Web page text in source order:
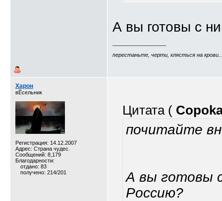
А вы готовы с
перестаньте, черти, клясться на
Харон
вЁсельник
Регистрация: 14.12.2007
Адрес: Страна чудес.
Сообщений: 8,179
Благодарности:
отдано: 83
получено: 214/201
Цитата (
почитайте
А вы готовы
Россию?